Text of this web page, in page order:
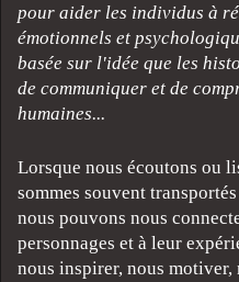
pour aider les individus à
émotionnels et
basée sur l'idée que les
de communiquer et de
humaines...
Lorsque nous écoutons ou
sommes souvent
nous pouvons nous
personnages et à leur
nous inspirer, nous motiver,